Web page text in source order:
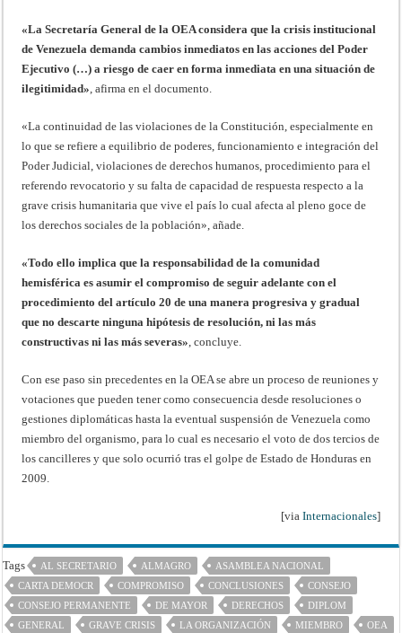
«La Secretaría General de la OEA considera que la crisis institucional
de Venezuela demanda cambios inmediatos en las acciones del Poder
Ejecutivo (…) a riesgo de caer en forma inmediata en una situación de
ilegitimidad», afirma en el documento.
«La continuidad de las violaciones de la Constitución, especialmente en
lo que se refiere a equilibrio de poderes, funcionamiento e integración del
Poder Judicial, violaciones de derechos humanos, procedimiento para el
referendo revocatorio y su falta de capacidad de respuesta respecto a la
grave crisis humanitaria que vive el país lo cual afecta al pleno goce de
los derechos sociales de la población», añade.
«Todo ello implica que la responsabilidad de la comunidad
hemisférica es asumir el compromiso de seguir adelante con el
procedimiento del artículo 20 de una manera progresiva y gradual
que no descarte ninguna hipótesis de resolución, ni las más
constructivas ni las más severas», concluye.
Con ese paso sin precedentes en la OEA se abre un proceso de reuniones y
votaciones que pueden tener como consecuencia desde resoluciones o
gestiones diplomáticas hasta la eventual suspensión de Venezuela como
miembro del organismo, para lo cual es necesario el voto de dos tercios de
los cancilleres y que solo ocurrió tras el golpe de Estado de Honduras en
2009.
[via Internacionales]
Tags AL SECRETARIO ALMAGRO
ASAMBLEA NACIONAL
CARTA DEMOCR
COMPROMISO CONCLUSIONES
CONSEJO
CONSEJO PERMANENTE
DE MAYOR DERECHOS
DIPLOM
GENERAL
GRAVE CRISIS LA ORGANIZACIÓN MIEMBRO OEA